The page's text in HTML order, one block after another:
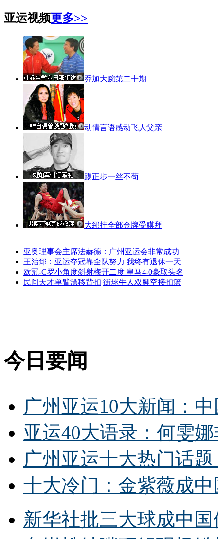
亚运视频更多>>
乔加大腕第二十期
动情言语感动飞人父亲
踢正步一丝不苟
大郅挂全部金牌受膜拜
亚奥理事会主席法赫德：广州亚运会非常成功
王治郅：亚运夺冠靠全队努力 我终有退休一天
欧冠-C罗小角度斜射梅开二度 皇马4-0豪取头名
民间天才单臂漂移背扣 街球牛人双脚空接扣篮
今日要闻
广州亚运10大新闻：
亚运40大语录：何雯
广州亚运十大热门话
十大冷门：金紫薇成
新华社批三大球成中